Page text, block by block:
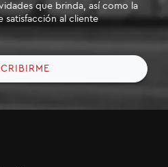
que brinda, así como la
satisfacción al cliente